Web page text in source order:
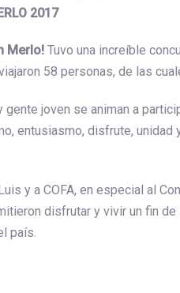
2017
Merlo! Tuvo una increíble
58 personas, de las
joven se animan a
entusiasmo, disfrute, unidad
y a COFA, en especial al
disfrutar y vivir un fin
país.